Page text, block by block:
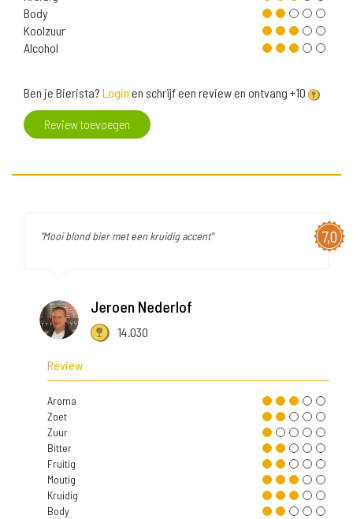
Body
Koolzuur
Alcohol
Ben je Bierista? Login en schrijf een review en ontvang +10
Review toevoegen
7,0
"Mooi blond bier met een kruidig accent"
Jeroen Nederlof
14.030
Review
Aroma
Zoet
Zuur
Bitter
Fruitig
Moutig
Kruidig
Body